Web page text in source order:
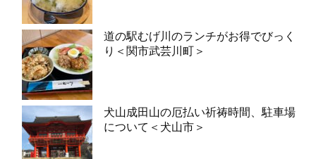
道の駅むげ川のランチがお得でびっく
り＜関市武芸川町＞
犬山成田山の厄払い祈祷時間、駐車場
について＜犬山市＞